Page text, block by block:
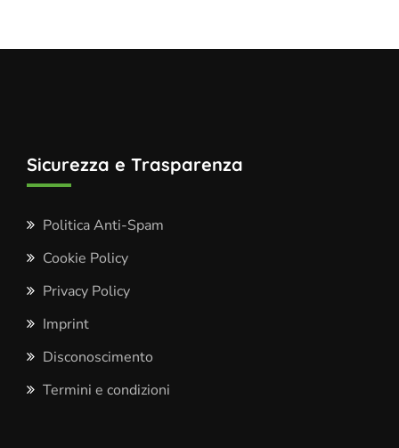
Sicurezza e Trasparenza
Politica Anti-Spam
Cookie Policy
Privacy Policy
Imprint
Disconoscimento
Termini e condizioni